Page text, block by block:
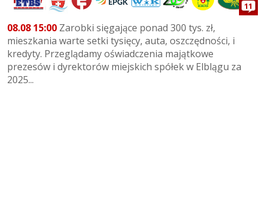
11
08.08 15:00 Zarobki sięgające ponad 300 tys. zł,
mieszkania warte setki tysięcy, auta, oszczędności, i
kredyty. Przeglądamy oświadczenia majątkowe
prezesów i dyrektorów miejskich spółek w Elblągu za
2025...